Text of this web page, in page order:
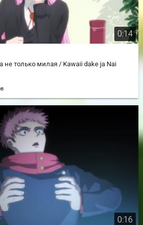
0:14
не только милая / Kawaii dake ja Nai
0:16